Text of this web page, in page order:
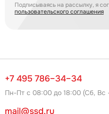
Подписываясь на рассылку, я
пользовательского соглашения
+7 495 786–34–34
Пн-Пт с 08:00 до 18:00 (Сб, Вс
mail@ssd.ru